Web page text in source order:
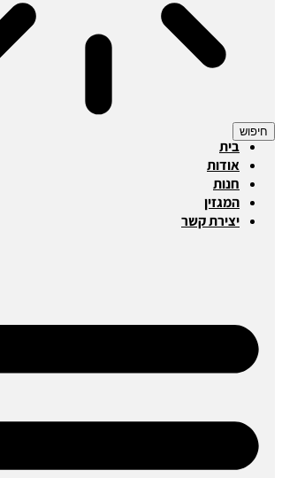
חיפוש
בית
אודות
חנות
המגזין
יצירת קשר